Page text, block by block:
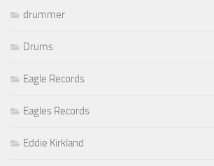
drummer
Drums
Eagle Records
Eagles Records
Eddie Kirkland